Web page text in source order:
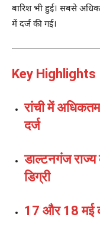
बारिश भी हुई। सबसे अधिक
में दर्ज की गई।
Key Highlights
रांची में
दर्ज
डाल्टनगंज राज्य
डिग्री
17 और 18 मई